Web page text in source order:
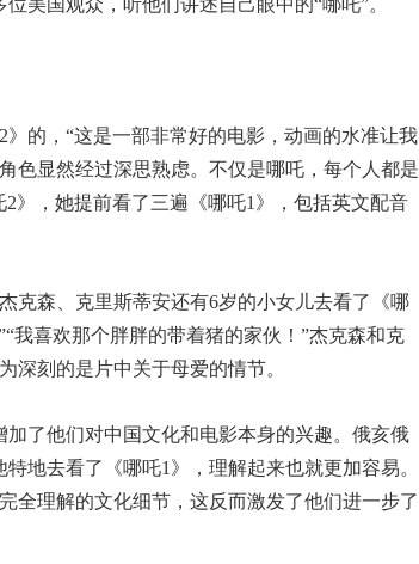
国观众，听他们讲述自己眼中的“哪吒”。
的，“这是一部非常好的电影，动画的水准让我
色显然经过深思熟虑。不仅是哪吒，每个人都是
》，她提前看了三遍《哪吒1》，包括英文配音
森、克里斯蒂安还有6岁的小女儿去看了《哪
我喜欢那个胖胖的带着猪的家伙！”杰克森和克
深刻的是片中关于母爱的情节。
了他们对中国文化和电影本身的兴趣。俄亥俄
地去看了《哪吒1》，理解起来也就更加容易。
全理解的文化细节，这反而激发了他们进一步了